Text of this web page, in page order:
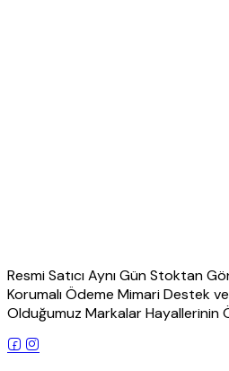
Resmi Satıcı Aynı Gün Stoktan
Korumalı Ödeme Mimari Destek ve
Olduğumuz Markalar Hayallerinin